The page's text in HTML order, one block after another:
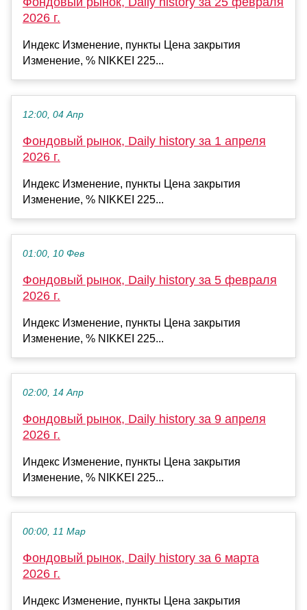
2026 г.
Индекс Изменение, пункты Цена закрытия
Изменение, % NIKKEI 225...
12:00, 04 Апр
Фондовый рынок, Daily history за 1 апреля
2026 г.
Индекс Изменение, пункты Цена закрытия
Изменение, % NIKKEI 225...
01:00, 10 Фев
Фондовый рынок, Daily history за 5 февраля
2026 г.
Индекс Изменение, пункты Цена закрытия
Изменение, % NIKKEI 225...
02:00, 14 Апр
Фондовый рынок, Daily history за 9 апреля
2026 г.
Индекс Изменение, пункты Цена закрытия
Изменение, % NIKKEI 225...
00:00, 11 Мар
Фондовый рынок, Daily history за 6 марта
2026 г.
Индекс Изменение, пункты Цена закрытия